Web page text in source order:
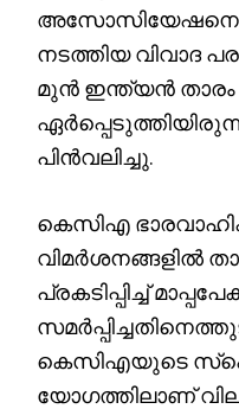
നടത്തിയ വിവാദ
മുൻ ഇന്ത്യൻ താരം
പിൻവലിച്ചു.
കെസിഎ
വിമർശനങ്ങളിൽ
പ്രകടിപ്പിച്ച്
കെസിഎയുടെ
യോഗത്തിലാണ്